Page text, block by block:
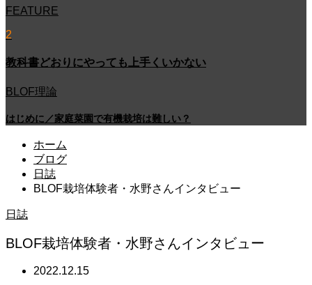
FEATURE
2
教科書どおりにやっても上手くいかない
BLOF理論
はじめに／家庭菜園で有機栽培は難しい？
ホーム
ブログ
日誌
BLOF栽培体験者・水野さんインタビュー
日誌
BLOF栽培体験者・水野さんインタビュー
2022.12.15